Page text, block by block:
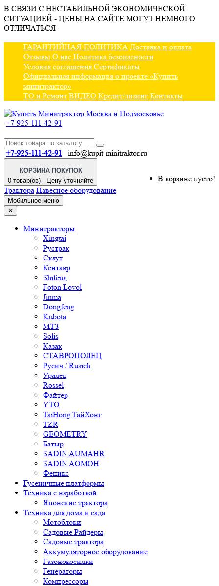
В СВЯЗИ С НЕСТАБИЛЬНОЙ ЭКОНОМИЧЕСКОЙ
СИТУАЦИЕЙ - ЦЕНЫ НА САЙТЕ МОГУТ НЕМНОГО
ОТЛИЧАТЬСЯ
ГАРАНТИЙНАЯ ПОЛИТИКА Доставка и оплата
Отзывы О нас Политика безопасности
Условия соглашения Сертификаты
Официальная информация о проекте «Купить
минитрактор»
ТО и Ремонт ВИДЕО Кредит/лизинг Контакты
+7-925-111-42-91
+7-925-111-42-91 info@kupit-minitraktor.ru
КОРЗИНА ПОКУПОК
0 товар(ов) - Цену уточняйте
В корзине пусто!
Трактора Навесное оборудование
Мобильное меню
✕
Минитракторы
Xingtai
Рустрак
Скаут
Кентавр
Shifeng
Foton Lovol
Jinma
Dongfeng
Kubota
МТЗ
Solis
Казак
СТАВРОПОЛЕЦ
Русич / Rusich
Уралец
Rossel
Файтер
YTO
TaiHong|ТайХонг
TZR
GEOMETRY
Батыр
SADIN AUMAHR
SADIN AOMOH
Феникс
Гусеничные платформы
Техника с наработкой
Японские трактора
Техника для дома и сада
Мотоблоки
Садовые Райдеры
Садовые трактора
Аккумуляторное оборудование
Газонокосилки
Генераторы
Компрессоры